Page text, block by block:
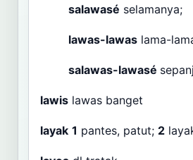
salawasé selamanya;
lawas-lawas lama-
salawas-lawasé
lawis lawas banget
layak 1 pantes, patut; 2